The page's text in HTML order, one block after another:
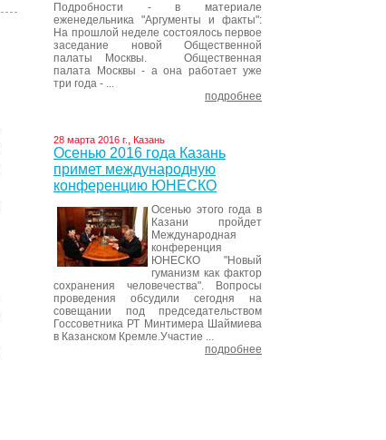
Подробности - в материале
еженедельника "Аргументы и факты":
На прошлой неделе состоялось первое
заседание новой Общественной
палаты Москвы. Общественная
палата Москвы - а она работает уже
три года - ...
подробнее
28 марта 2016 г., Казань
Осенью 2016 года Казань
примет международную
конференцию ЮНЕСКО
Осенью этого года в
Казани пройдет
Международная
конференция
ЮНЕСКО "Новый
гуманизм как фактор
сохранения человечества". Вопросы
проведения обсудили сегодня на
совещании под председательством
Госсоветника РТ Минтимера Шаймиева
в Казанском Кремле.Участие ...
подробнее